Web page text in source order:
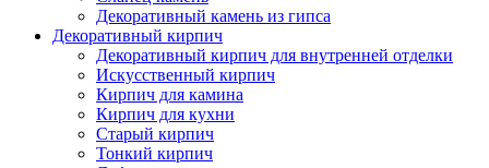
Декоративный камень из гипса
Декоративный кирпич
Декоративный кирпич для внутренней отделки
Искусственный кирпич
Кирпич для камина
Кирпич для кухни
Старый кирпич
Тонкий кирпич